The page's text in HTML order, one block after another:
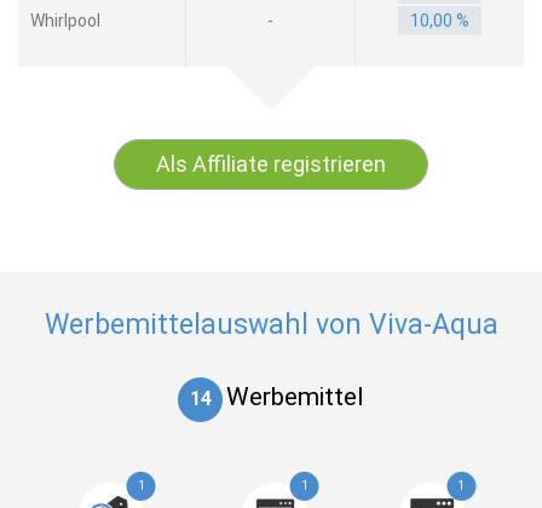
Whirlpool
- 10,00 %
Als Affiliate registrieren
Werbemittelauswahl von Viva-Aqua
14 Werbemittel
1 1 1